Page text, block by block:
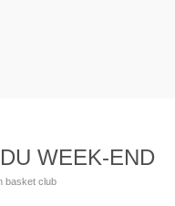
WEEK-END
basket club